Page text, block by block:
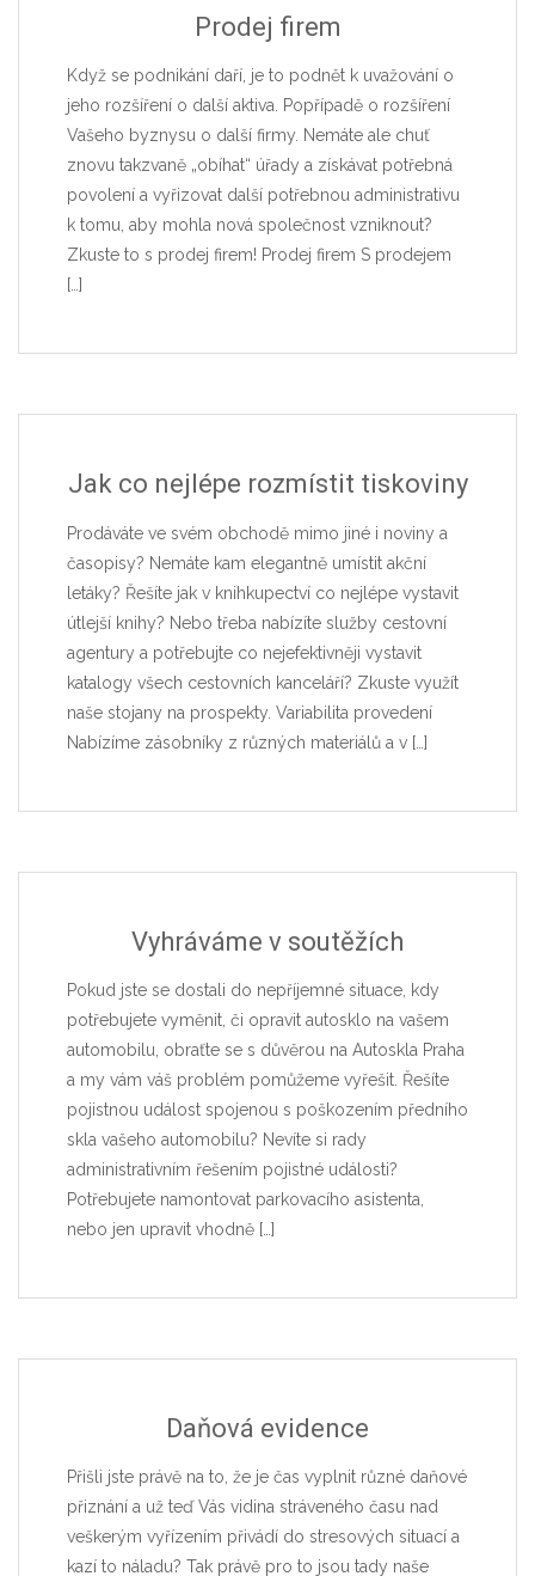
Prodej firem
Když se podnikání daří, je to podnět k uvažování o
jeho rozšíření o další aktiva. Popřípadě o rozšíření
Vašeho byznysu o další firmy. Nemáte ale chuť
znovu takzvaně „obíhat“ úřady a získávat potřebná
povolení a vyřizovat další potřebnou administrativu
k tomu, aby mohla nová společnost vzniknout?
Zkuste to s prodej firem! Prodej firem S prodejem
[…]
Jak co nejlépe rozmístit tiskoviny
Prodáváte ve svém obchodě mimo jiné i noviny a
časopisy? Nemáte kam elegantně umístit akční
letáky? Řešíte jak v knihkupectví co nejlépe vystavit
útlejší knihy? Nebo třeba nabízíte služby cestovní
agentury a potřebujte co nejefektivněji vystavit
katalogy všech cestovních kanceláří? Zkuste využít
naše stojany na prospekty. Variabilita provedení
Nabízíme zásobníky z různých materiálů a v […]
Vyhráváme v soutěžích
Pokud jste se dostali do nepříjemné situace, kdy
potřebujete vyměnit, či opravit autosklo na vašem
automobilu, obraťte se s důvěrou na Autoskla Praha
a my vám váš problém pomůžeme vyřešit. Řešíte
pojistnou událost spojenou s poškozením předního
skla vašeho automobilu? Nevíte si rady
administrativním řešením pojistné události?
Potřebujete namontovat parkovacího asistenta,
nebo jen upravit vhodně […]
Daňová evidence
Přišli jste právě na to, že je čas vyplnit různé daňové
přiznání a už teď Vás vidina stráveného času nad
veškerým vyřízením přivádí do stresových situací a
kazí to náladu? Tak právě pro to jsou tady naše